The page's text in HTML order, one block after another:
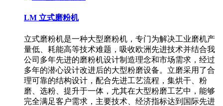
LM 立式磨粉机
立式磨粉机是一种大型磨粉机，专门为解决工业磨机产
量低、耗能高等技术难题，吸收欧洲先进技术并结合我
公司多年先进的磨粉机设计制造理念和市场需求，经过
多年的潜心设计改进后的大型粉磨设备。立磨采用了合
理可靠的结构设计，配合先进工艺流程，集烘干、粉
磨、选粉、提升于一体，尤其在大型粉磨工艺中，能够
完全满足客户需求，主要技术、经济指标达到国际先进